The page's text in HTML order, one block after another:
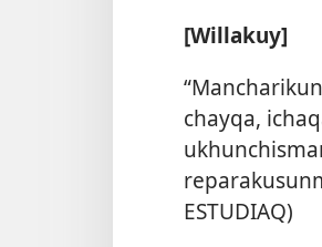
[Willakuy]
chayqa,
ESTUDIAQ)